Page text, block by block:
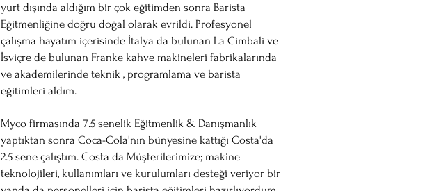
yurt dışında aldığım bir çok eğitimden sonra Barista
Eğitmenliğine doğru doğal olarak evrildi. Profesyonel
çalışma hayatım içerisinde İtalya da bulunan La Cimbali ve
İsviçre de bulunan Franke kahve makineleri fabrikalarında
ve akademilerinde teknik , programlama ve barista
eğitimleri aldım.
Myco firmasında 7.5 senelik Eğitmenlik & Danışmanlık
yaptıktan sonra Coca-Cola'nın bünyesine kattığı Costa'da
2.5 sene çalıştım. Costa da Müşterilerimize; makine
teknolojileri, kullanımları ve kurulumları desteği veriyor bir